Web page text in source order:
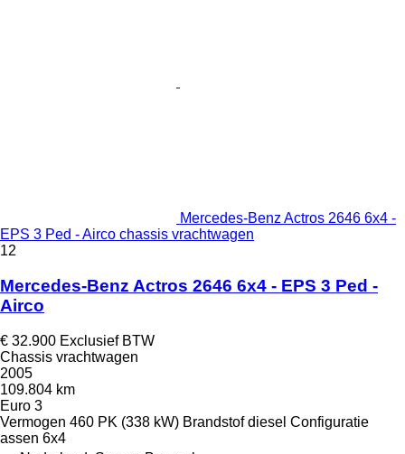
Mercedes-Benz Actros 2646 6x4 -
EPS 3 Ped - Airco chassis vrachtwagen
12
Mercedes-Benz Actros 2646 6x4 - EPS 3 Ped -
Airco
€ 32.900 Exclusief BTW
Chassis vrachtwagen
2005
109.804 km
Euro 3
Vermogen 460 PK (338 kW) Brandstof diesel Configuratie
assen 6x4